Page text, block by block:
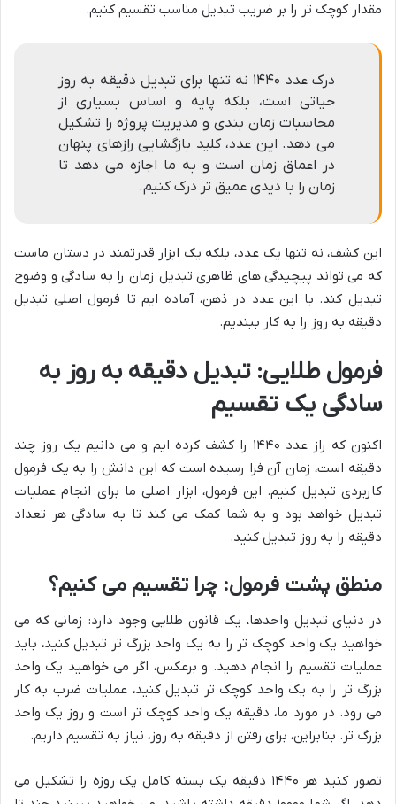
مقدار کوچک تر را بر ضریب تبدیل مناسب تقسیم کنیم.
درک عدد ۱۴۴۰ نه تنها برای تبدیل دقیقه به روز
حیاتی است، بلکه پایه و اساس بسیاری از
محاسبات زمان بندی و مدیریت پروژه را تشکیل
می دهد. این عدد، کلید بازگشایی رازهای پنهان
در اعماق زمان است و به ما اجازه می دهد تا
زمان را با دیدی عمیق تر درک کنیم.
این کشف، نه تنها یک عدد، بلکه یک ابزار قدرتمند در دستان ماست
که می تواند پیچیدگی های ظاهری تبدیل زمان را به سادگی و وضوح
تبدیل کند. با این عدد در ذهن، آماده ایم تا فرمول اصلی تبدیل
دقیقه به روز را به کار ببندیم.
فرمول طلایی: تبدیل دقیقه به روز به
سادگی یک تقسیم
اکنون که راز عدد ۱۴۴۰ را کشف کرده ایم و می دانیم یک روز چند
دقیقه است، زمان آن فرا رسیده است که این دانش را به یک فرمول
کاربردی تبدیل کنیم. این فرمول، ابزار اصلی ما برای انجام عملیات
تبدیل خواهد بود و به شما کمک می کند تا به سادگی هر تعداد
دقیقه را به روز تبدیل کنید.
منطق پشت فرمول: چرا تقسیم می کنیم؟
در دنیای تبدیل واحدها، یک قانون طلایی وجود دارد: زمانی که می
خواهید یک واحد کوچک تر را به یک واحد بزرگ تر تبدیل کنید، باید
عملیات تقسیم را انجام دهید. و برعکس، اگر می خواهید یک واحد
بزرگ تر را به یک واحد کوچک تر تبدیل کنید، عملیات ضرب به کار
می رود. در مورد ما، دقیقه یک واحد کوچک تر است و روز یک واحد
بزرگ تر. بنابراین، برای رفتن از دقیقه به روز، نیاز به تقسیم داریم.
تصور کنید هر ۱۴۴۰ دقیقه یک بسته کامل یک روزه را تشکیل می